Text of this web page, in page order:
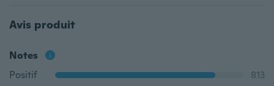
Avis produit
Notes
Positif
813